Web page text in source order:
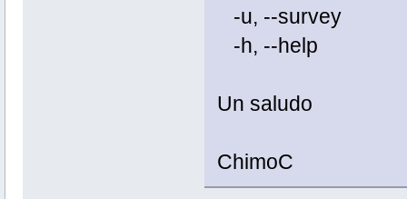
-u, --survey
-h, --help
Un saludo
ChimoC